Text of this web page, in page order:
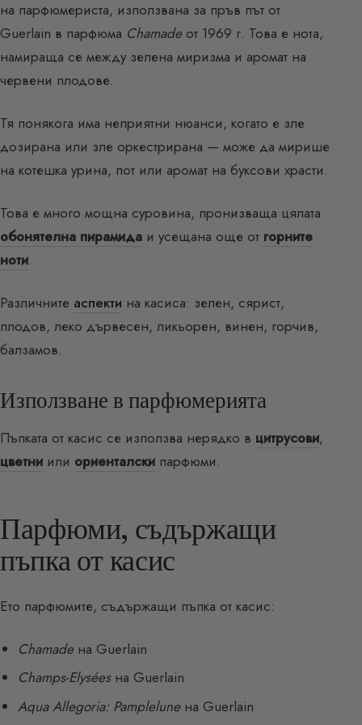
на парфюмериста, използвана за пръв път от
Guerlain в парфюма Chamadeот 1969 г. Това е нота,
намираща се между зелена миризма и аромат на
червени плодове.
Тя понякога има неприятни нюанси, когато е зле
дозирана или зле оркестрирана — може да мирише
на котешка урина, пот или аромат на буксови храсти.
Това е много мощна суровина, пронизваща цялата
обонятелна пирамида и усещана още от горните
ноти.
Различните аспекти на касиса: зелен, сярист,
плодов, леко дървесен, ликьорен, винен, горчив,
балзамов.
Използване в парфюмерията
Пъпката от касис се използва нерядко в цитрусови,
цветни или ориенталски парфюми.
Парфюми, съдържащи
пъпка от касис
Ето парфюмите, съдържащи пъпка от касис:
Chamadeна Guerlain
Champs-Elyséesна Guerlain
Aqua Allegoria: Pampleluneна Guerlain